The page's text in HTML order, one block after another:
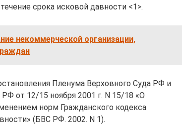
срока исковой давности <1>.
некоммерческой организации,
Пленума Верховного Суда РФ и
от 12/15 ноября 2001 г. N 15/18 «О
норм Гражданского кодекса
(БВС РФ. 2002. N 1).